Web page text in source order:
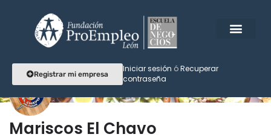
Registrar mi empresa
Iniciar sesión óRecuperar
contraseña
Mariscos El Chavo